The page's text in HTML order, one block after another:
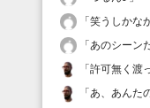
「笑うしかな
「あのシーン
「許可無く渡
「あ、あんた